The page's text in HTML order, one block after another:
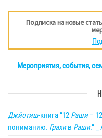
Подписка на новые
Мероприятия, события,
Джйотиш-книга “12 Раши–
пониманию. Грахив Раши.”